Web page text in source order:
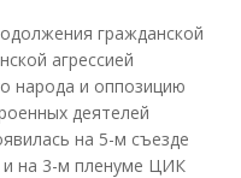
гражданской
агрессией
народа и оппозицию
деятелей
на 5-м съезде
и на 3-м пленуме ЦИК